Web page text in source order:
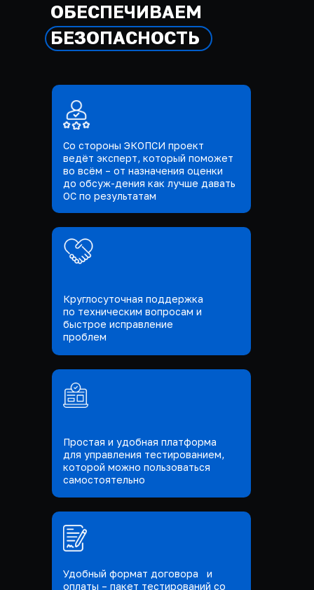
Удобный формат договора и
оплаты – пакет тестирований со
Круглосуточная поддержка
по техническим вопросам и
быстрое исправление
проблем
Простая и удобная платформа
для управления тестированием,
которой можно пользоваться
самостоятельно
ОБЕСПЕЧИВАЕМ
БЕЗОПАСНОСТЬ
Со стороны ЭКОПСИ проект
ведёт эксперт, который поможет
во всём – от назначения оценки
до обсуж-дения как лучше давать
ОС по результатам